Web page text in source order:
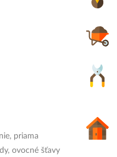
priama
ovocné šťavy